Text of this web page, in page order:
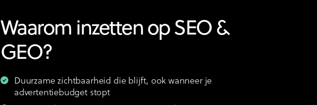
Waarom inzetten op SEO &
GEO?
Duurzame zichtbaarheid die blijft, ook wanneer je
advertentiebudget stopt